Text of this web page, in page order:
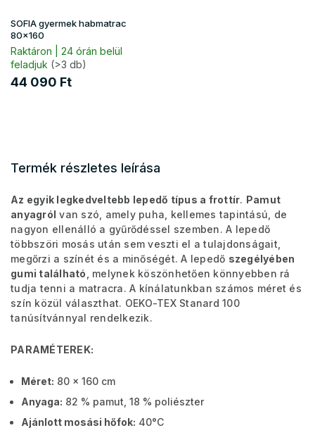
SOFIA gyermek habmatrac
80x160
Raktáron | 24 órán belül
feladjuk (>3 db)
44 090 Ft
Termék részletes leírása
Az egyik legkedveltebb lepedő típus a frottír. Pamut
anyagról van szó, amely puha, kellemes tapintású, de
nagyon ellenálló a gyűrődéssel szemben. A lepedő
többszöri mosás után sem veszti el a tulajdonságait,
megőrzi a színét és a minőségét. A lepedő szegélyében
gumi található , melynek köszönhetően könnyebben rá
tudja tenni a matracra. A kínálatunkban számos méret és
szín közül választhat. OEKO-TEX Stanard 100
tanúsítvánnyal rendelkezik.
PARAMÉTEREK:
Méret: 80 x 160 cm
Anyaga: 82 % pamut, 18 % poliészter
Ajánlott mosási hőfok: 40°C